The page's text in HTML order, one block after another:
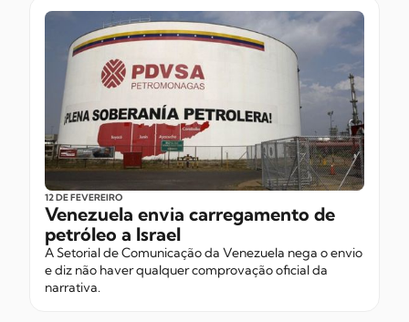
12 DE FEVEREIRO
Venezuela envia carregamento de
petróleo a Israel
A Setorial de Comunicação da Venezuela nega o envio
e diz não haver qualquer comprovação oficial da
narrativa.